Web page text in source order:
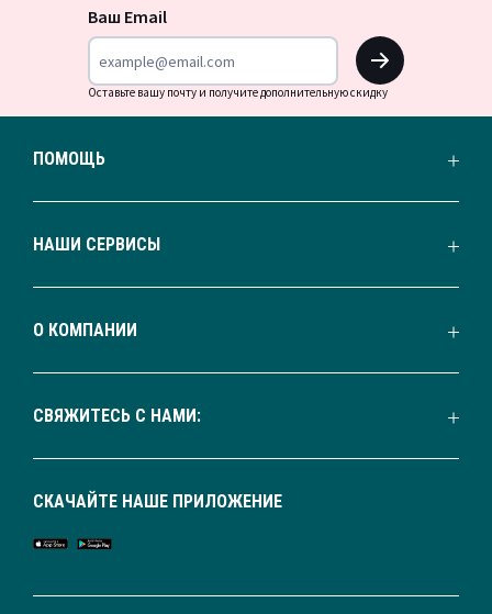
Ваш Email
OK
Оставьте вашу почту и получите дополнительную скидку
ПОМОЩЬ
НАШИ СЕРВИСЫ
О КОМПАНИИ
СВЯЖИТЕСЬ С НАМИ:
СКАЧАЙТЕ НАШЕ ПРИЛОЖЕНИЕ